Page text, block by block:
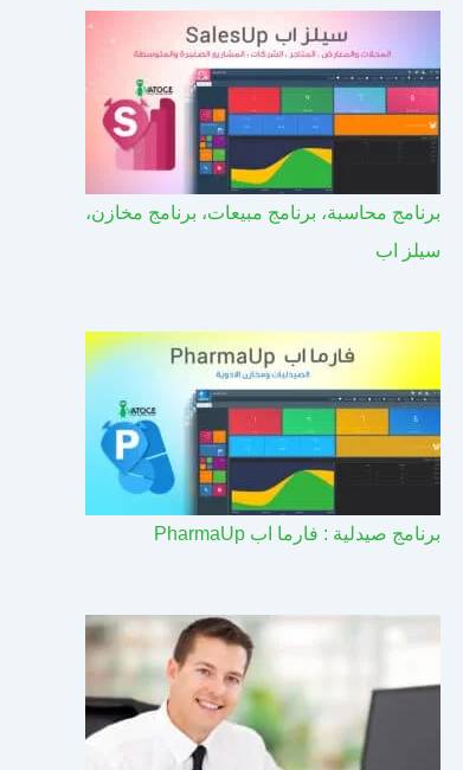
برنامج محاسبة، برنامج مبيعات، برنامج مخازن،
سيلز اب
برنامج صيدلية : فارما اب PharmaUp​